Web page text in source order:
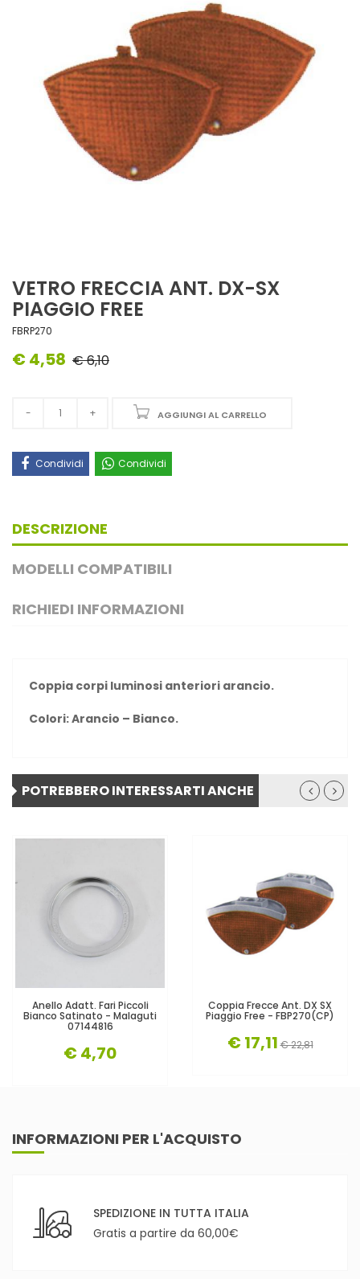
VETRO FRECCIA ANT. DX-SX
PIAGGIO FREE
FBRP270
€ 4,58 € 6,10
AGGIUNGI AL CARRELLO
Condividi Condividi
DESCRIZIONE
MODELLI COMPATIBILI
RICHIEDI INFORMAZIONI
Coppia corpi luminosi anteriori arancio.
Colori: Arancio – Bianco.
POTREBBERO INTERESSARTI ANCHE
Anello Adatt. Fari Piccoli
Bianco Satinato - Malaguti
07144816
€ 4,70
Coppia Frecce Ant. DX SX
Piaggio Free - FBP270(CP)
€ 17,11 € 22,81
INFORMAZIONI PER L'ACQUISTO
SPEDIZIONE IN TUTTA ITALIA
Gratis a partire da 60,00€